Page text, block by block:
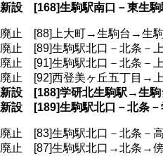
新設 [168]生駒駅南口－東生駒
廃止 [88]上大町→生駒台→生駒
廃止 [89]生駒駅北口－北条－
廃止 [91]生駒駅北口－北条－
廃止 [92]西登美ヶ丘五丁目→
新設 [188]学研北生駒駅→生駒
新設 [189]生駒駅北口－北条－
廃止 [83]生駒駅北口－北条－
廃止 [87]生駒駅北口→北条→